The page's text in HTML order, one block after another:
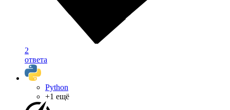
2
ответа
Python
+1 ещё